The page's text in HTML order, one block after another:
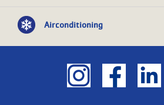
Airconditioning